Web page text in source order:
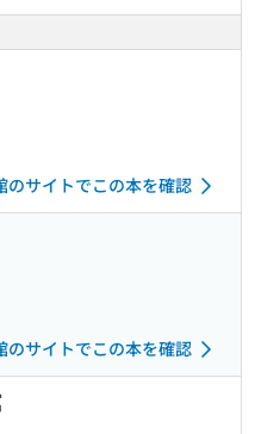
のサイトでこの本を確認
のサイトでこの本を確認